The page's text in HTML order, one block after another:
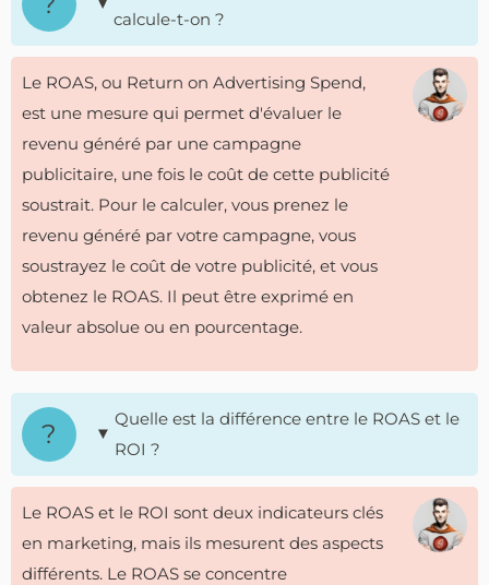
calcule-t-on ?
Le ROAS, ou Return on Advertising Spend,
est une mesure qui permet d'évaluer le
revenu généré par une campagne
publicitaire, une fois le coût de cette publicité
soustrait. Pour le calculer, vous prenez le
revenu généré par votre campagne, vous
soustrayez le coût de votre publicité, et vous
obtenez le ROAS. Il peut être exprimé en
valeur absolue ou en pourcentage.
Quelle est la différence entre le ROAS et le
ROI ?
Le ROAS et le ROI sont deux indicateurs clés
en marketing, mais ils mesurent des aspects
différents. Le ROAS se concentre